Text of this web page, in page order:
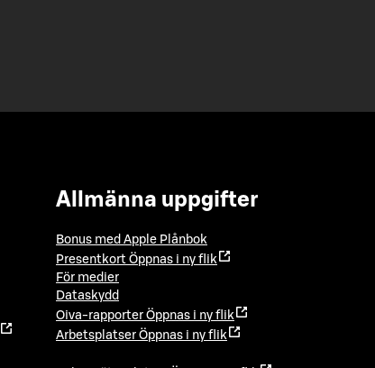
Allmänna uppgifter
Bonus med Apple Plånbok
Presentkort Öppnas i ny flik
För medier
Dataskydd
Oiva-rapporter Öppnas i ny flik
Arbetsplatser Öppnas i ny flik